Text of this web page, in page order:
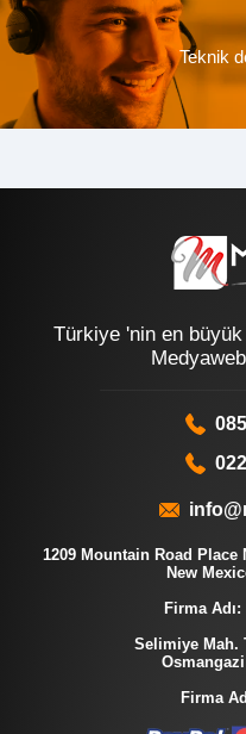
Teknik
Türkiye 'nin en büyük
1209 Mountain Road Place
New
Firma
Selimiye Mah.
Firma